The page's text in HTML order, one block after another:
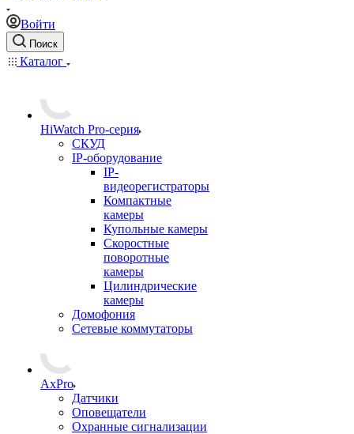
Войти
Поиск
Каталог
HiWatch Pro-серия
CКУД
IP-оборудование
IP-
видеорегистраторы
Компактные
камеры
Купольные камеры
Скоростные
поворотные
камеры
Цилиндрические
камеры
Домофония
Сетевые коммутаторы
AxPro
Датчики
Оповещатели
Охранные сигнализации